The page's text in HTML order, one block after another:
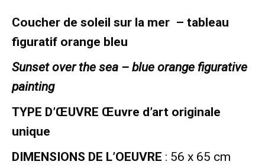
Coucher de soleil sur la mer – tableau
figuratif orange bleu
Sunset over the sea – blue orange figurative
painting
TYPE D’ŒUVRE Œuvre d’art originale
unique
DIMENSIONS DE L’OEUVRE : 56 x 65 cm